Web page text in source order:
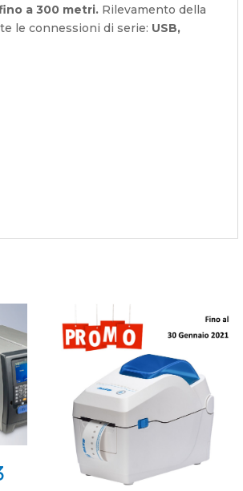
a 300 metri. Rilevamento della
le connessioni di serie: USB,